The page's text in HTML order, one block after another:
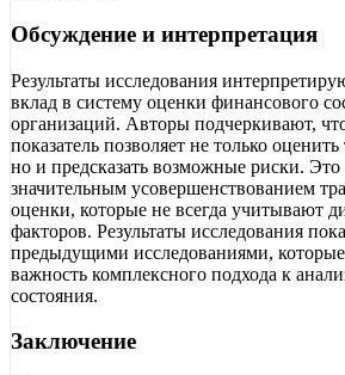
Обсуждение и интерпретация
Результаты исследования
вклад в систему оценки финансового
организаций. Авторы подчеркивают,
показатель позволяет не только
но и предсказать возможные риски. Это
значительным усовершенствованием
оценки, которые не всегда учитывают
факторов. Результаты исследования
предыдущими исследованиями,
важность комплексного подхода к
состояния.
Заключение